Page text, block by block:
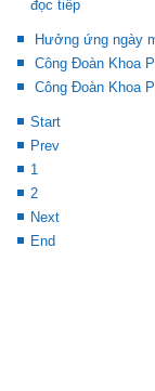
đọc tiếp
Hưởng ứng ngày
Công Đoàn Khoa
Công Đoàn Khoa
Start
Prev
1
2
Next
End